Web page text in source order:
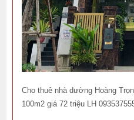
Cho thuê nhà dường Hoàng
100m2 giá 72 triệu LH